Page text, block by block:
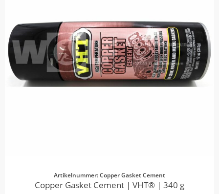
Artikelnummer: Copper Gasket Cement
Copper Gasket Cement | VHT® | 340 g